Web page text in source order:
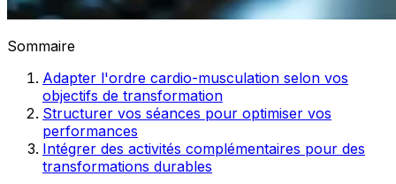
Sommaire
Adapter l'ordre cardio-musculation selon vos
objectifs de transformation
Structurer vos séances pour optimiser vos
performances
Intégrer des activités complémentaires pour des
transformations durables